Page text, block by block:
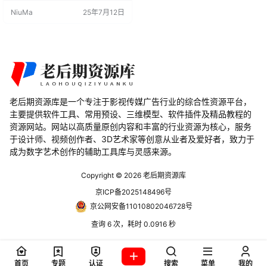
模式下使用。 主要特点 流畅的绘制
NiuMa 25年7月12日
老后期资源库是一个专注于影视传媒广告行业的综合性资源平台，
主要提供软件工具、常用预设、三维模型、软件插件及精品教程的
资源网站。网站以高质量原创内容和丰富的行业资源为核心，服务
于设计师、视频创作者、3D艺术家等创意从业者及爱好者，致力于
成为数字艺术创作的辅助工具库与灵感来源。
Copyright © 2026 老后期资源库
京ICP备2025148496号
京公网安备11010802046728号
查询 6 次，耗时 0.0916 秒
首页 专题 认证 搜索 菜单 我的